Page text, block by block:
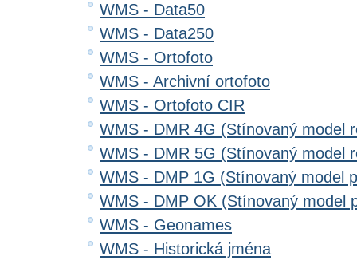
WMS - Data50
WMS - Data250
WMS - Ortofoto
WMS - Archivní ortofoto
WMS - Ortofoto CIR
WMS - DMR 4G (Stínovaný model
WMS - DMR 5G (Stínovaný model
WMS - DMP 1G (Stínovaný model
WMS - DMP OK (Stínovaný model
WMS - Geonames
WMS - Historická jména